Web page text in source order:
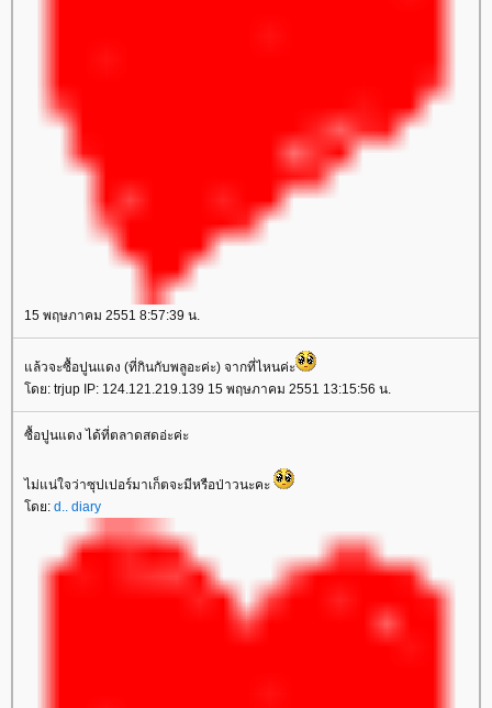
15 พฤษภาคม 2551 8:57:39 น.
ล้วจะซื้อปูนแดง (ที่กินกับพลูอะค่ะ) จากที่ไหนค่ะ
ดย: trjup IP: 124.121.219.139 15 พฤษภาคม 2551 13:15:56 น.
ซื้อปูนแดง ได้ที่ตลาดสดอ่ะค่ะ
ไม่แน่ใจว่าซุปเปอร์มาเก็ตจะมีหรือป่าวนะคะ
ดย: d.. diary